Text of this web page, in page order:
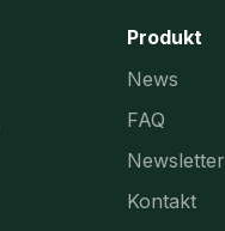
Produkt
News
FAQ
Newsletter
Kontakt